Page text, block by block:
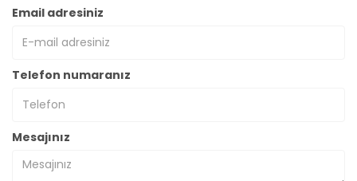
Email adresiniz
Telefon numaranız
Mesajınız